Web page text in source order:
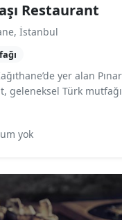
Restaurant
İstanbul
yer alan
geleneksel Türk
uygun fiyatlı
mahalle kültürünü
için tercih edilmektedir.
yok